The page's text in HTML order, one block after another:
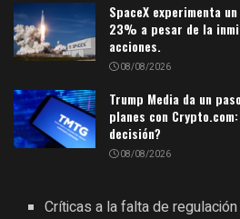
SpaceX experimenta
23% a pesar de la
acciones.
08/08/2026
Trump Media da un
planes con
decisión?
08/08/2026
Críticas a la falta de